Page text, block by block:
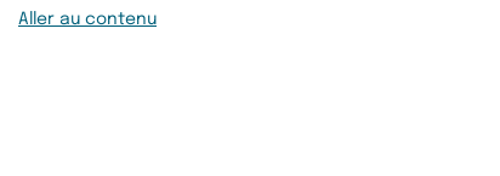
Aller au contenu